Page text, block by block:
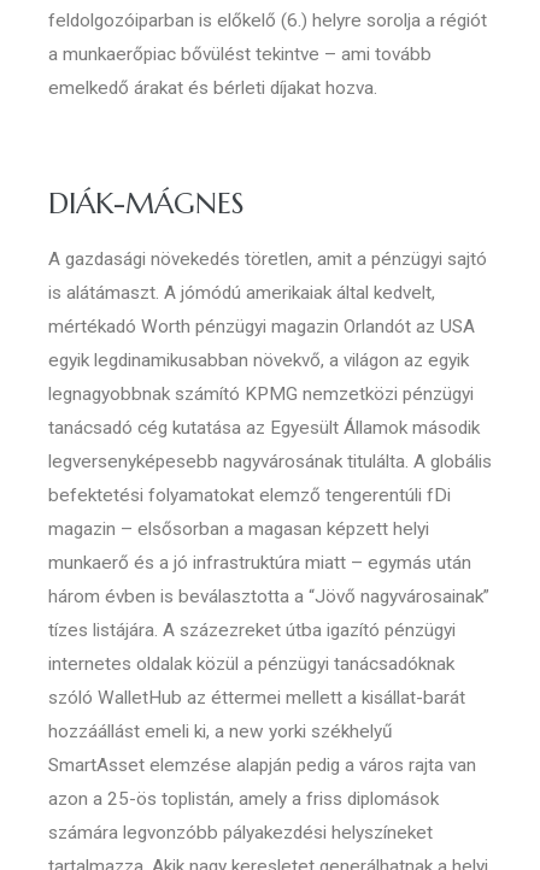
feldolgozóiparban is előkelő (6.) helyre sorolja a régiót
a munkaerőpiac bővülést tekintve – ami tovább
emelkedő árakat és bérleti díjakat hozva.
DIÁK-MÁGNES
A gazdasági növekedés töretlen, amit a pénzügyi sajtó
is alátámaszt. A jómódú amerikaiak által kedvelt,
mértékadó Worth pénzügyi magazin Orlandót az USA
egyik legdinamikusabban növekvő, a világon az egyik
legnagyobbnak számító KPMG nemzetközi pénzügyi
tanácsadó cég kutatása az Egyesült Államok második
legversenyképesebb nagyvárosának titulálta. A globális
befektetési folyamatokat elemző tengerentúli fDi
magazin – elsősorban a magasan képzett helyi
munkaerő és a jó infrastruktúra miatt – egymás után
három évben is beválasztotta a “Jövő nagyvárosainak”
tízes listájára. A százezreket útba igazító pénzügyi
internetes oldalak közül a pénzügyi tanácsadóknak
szóló WalletHub az éttermei mellett a kisállat-barát
hozzáállást emeli ki, a new yorki székhelyű
SmartAsset elemzése alapján pedig a város rajta van
azon a 25-ös toplistán, amely a friss diplomások
számára legvonzóbb pályakezdési helyszíneket